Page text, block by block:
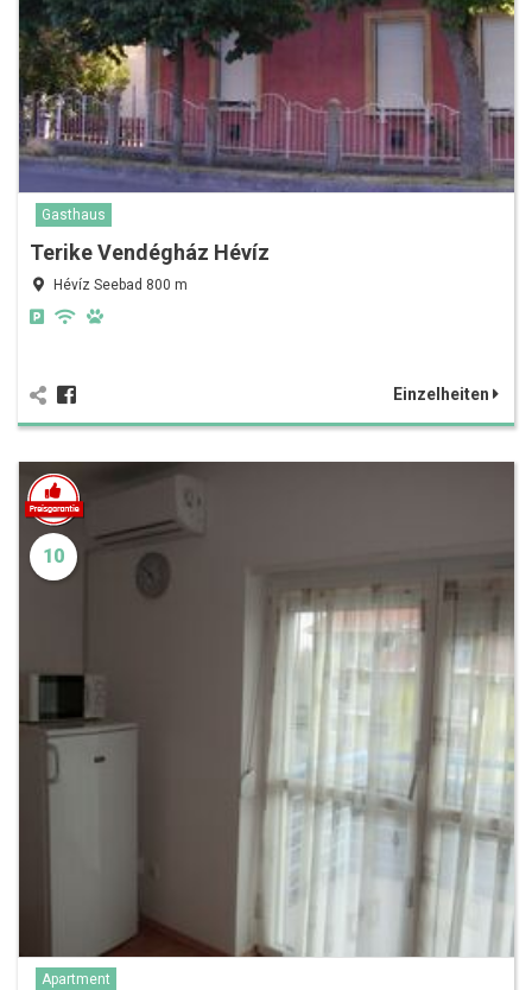
Gasthaus
Terike Vendégház Hévíz
Hévíz Seebad 800 m
Einzelheiten
10
Apartment